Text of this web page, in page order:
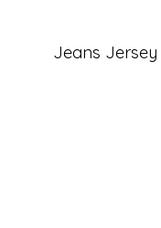
Jeans Jersey